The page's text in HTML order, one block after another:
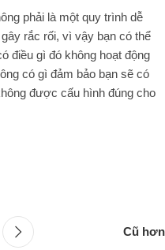
phải là một quy trình dễ
rắc rối, vì vậy bạn có thể
điều gì đó không hoạt động
có gì đảm bảo bạn sẽ có
được cấu hình đúng cho
Cũ hơn